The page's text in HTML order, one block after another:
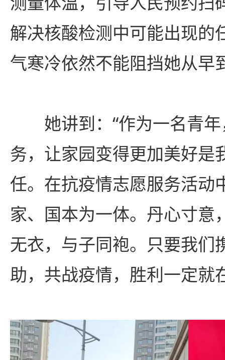
解决核酸检测中可能出现的
气寒冷依然不能阻挡她从早
她讲到：“作为一名青
务，让家园变得更加美好是
任。在抗疫情志愿服务活动
家、国本为一体。丹心寸意
无衣，与子同袍。只要我们
助，共战疫情，胜利一定就